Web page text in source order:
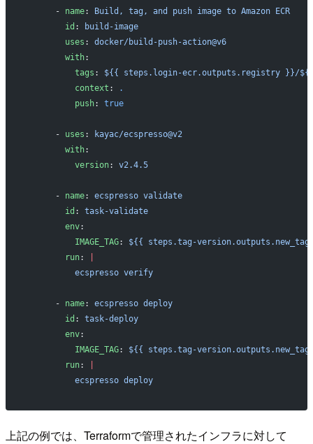
      -
name:
Build, tag, and push image to Amazon ECR
        id
:
build-image
        uses
: docker/build-push-action@v6
        with
:
          tags
: ${{ steps.login-ecr.outputs.registry }}/${{
          context
:
.
          push
: true
      -
uses :
kayac/ecspresso@v2
        with
:
          version
: v2.4.5
      -
name: ecspresso validate
        id
: task-validate
        env
:
          IMAGE_TAG
: ${{ steps.tag-
        run
:
          ecspresso verify
      -
name: ecspresso deploy
        id
: task-deploy
        env
:
          IMAGE_TAG
: ${{ steps.tag-
        run
:
          ecspresso deploy
上記の例では、Terraformで管理されたインフラに対して